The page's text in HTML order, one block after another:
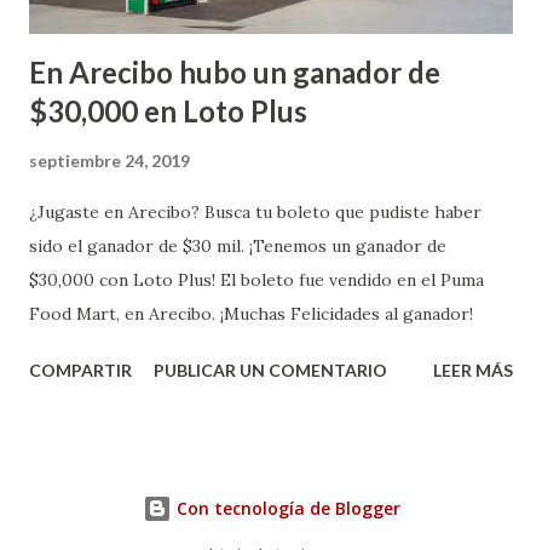
En Arecibo hubo un ganador de
$30,000 en Loto Plus
septiembre 24, 2019
¿Jugaste en Arecibo? Busca tu boleto que pudiste haber
sido el ganador de $30 mil. ¡Tenemos un ganador de
$30,000 con Loto Plus! El boleto fue vendido en el Puma
Food Mart, en Arecibo. ¡Muchas Felicidades al ganador!
COMPARTIR PUBLICAR UN COMENTARIO LEER MÁS
Con tecnología de Blogger